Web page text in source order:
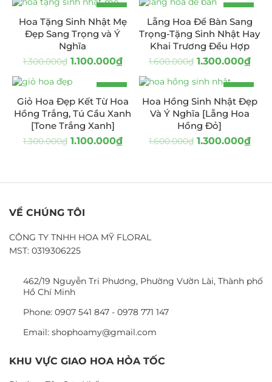
-15%
Hoa Tặng Sinh Nhật Mẹ
Đẹp Sang Trọng và Ý
Nghĩa
1.300.000₫ 1.100.000₫
-19%
Lẵng Hoa Để Bàn Sang
Trọng-Tặng Sinh Nhật Hay
Khai Trương Đều Hợp
1.600.000₫ 1.300.000₫
-15%
Giỏ Hoa Đẹp Kết Từ Hoa
Hồng Trắng, Tú Cầu Xanh
[Tone Trắng Xanh]
1.300.000₫ 1.100.000₫
-19%
Hoa Hồng Sinh Nhật Đẹp
Và Ý Nghĩa [Lẵng Hoa
Hồng Đỏ]
1.600.000₫ 1.300.000₫
VỀ CHÚNG TÔI
CÔNG TY TNHH HOA MỸ FLORAL
MST: 0319306225
462/19 Nguyễn Tri Phương, Phường Vườn Lài, Thành phố
Hồ Chí Minh
Phone: 0907 541 847 - 0978 771 147
Email: shophoamy@gmail.com
KHU VỰC GIAO HOA HỎA TỐC